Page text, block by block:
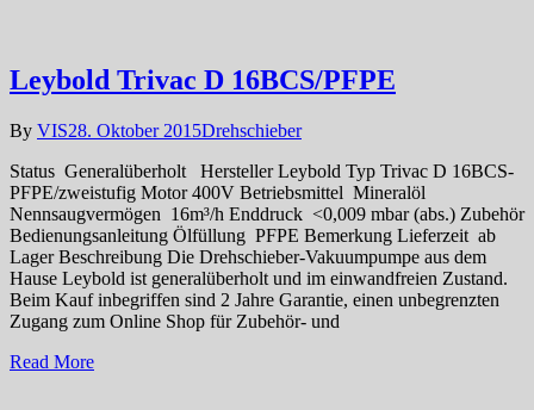
Leybold Trivac D 16BCS/PFPE
By VIS28. Oktober 2015Drehschieber
Status Generalüberholt Hersteller Leybold Typ Trivac D 16BCS-
PFPE/zweistufig Motor 400V Betriebsmittel Mineralöl
Nennsaugvermögen 16m³/h Enddruck <0,009 mbar (abs.) Zubehör
Bedienungsanleitung Ölfüllung PFPE Bemerkung Lieferzeit ab
Lager Beschreibung Die Drehschieber-Vakuumpumpe aus dem
Hause Leybold ist generalüberholt und im einwandfreien Zustand.
Beim Kauf inbegriffen sind 2 Jahre Garantie, einen unbegrenzten
Zugang zum Online Shop für Zubehör- und
Read More